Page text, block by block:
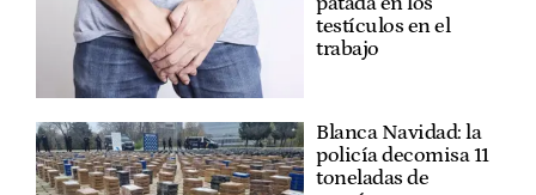
testículos en el
trabajo
Blanca Navidad: la
policía decomisa 11
toneladas de